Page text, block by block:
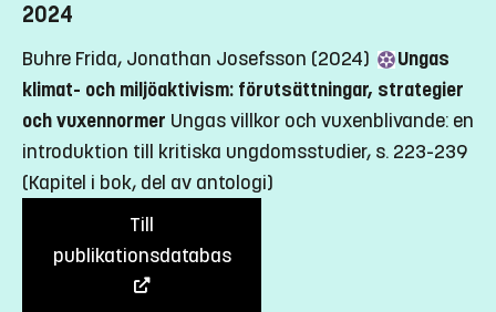
2024
Buhre Frida, Jonathan Josefsson (2024)
Ungas
klimat- och miljöaktivism: förutsättningar, strategier
och vuxennormer Ungas villkor och vuxenblivande: en
introduktion till kritiska ungdomsstudier, s. 223-239
(Kapitel i bok, del av antologi)
Till
publikationsdatabas